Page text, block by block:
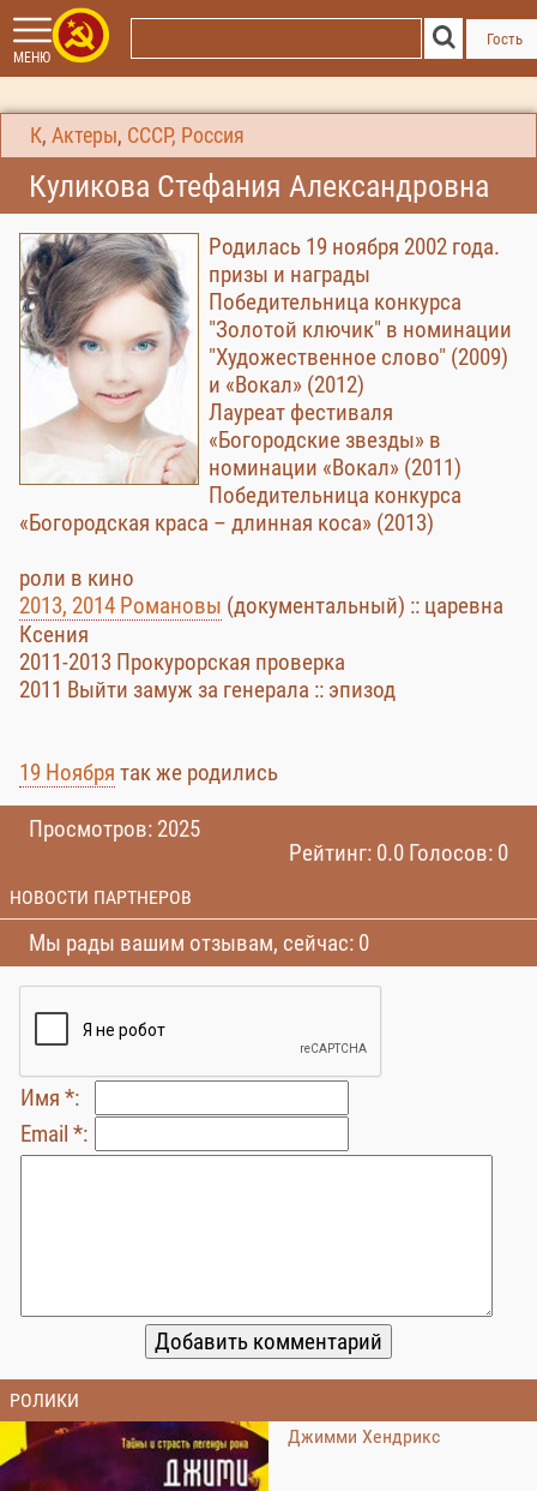
МЕНЮ
Гость
К, Актеры, СССР, Россия
Куликова Стефания Александровна
Родилась 19 ноября 2002 года.
призы и награды
Победительница конкурса
"Золотой ключик" в номинации
"Художественное слово" (2009)
и «Вокал» (2012)
Лауреат фестиваля
«Богородские звезды» в
номинации «Вокал» (2011)
Победительница конкурса
«Богородская краса – длинная коса» (2013)
роли в кино
2013, 2014 Романовы (документальный) :: царевна
Ксения
2011-2013 Прокурорская проверка
2011 Выйти замуж за генерала :: эпизод
19 Ноября так же родились
Просмотров: 2025
Рейтинг: 0.0 Голосов: 0
НОВОСТИ ПАРТНЕРОВ
Мы рады вашим отзывам, сейчас: 0
Имя *:
Email *:
РОЛИКИ
Джимми Хендрикс